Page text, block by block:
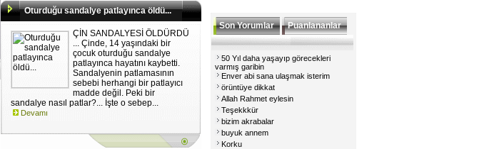
Oturduğu sandalye patlayınca öldü...
ÇİN SANDALYESİ ÖLDÜRDÜ
... Çinde, 14 yaşındaki bir
çocuk oturduğu sandalye
patlayınca hayatını kaybetti.
Sandalyenin patlamasının
sebebi herhangi bir patlayıcı
madde değil. Peki bir
sandalye nasıl patlar?... İşte o sebep...
Devamı
Son Yorumlar Puanlananlar
50 Yıl daha yaşayıp görecekleri
varmış garibin
Enver abi sana ulaşmak isterim
örüntüye dikkat
Allah Rahmet eylesin
Teşekkkür
bizim akrabalar
buyuk annem
Korku